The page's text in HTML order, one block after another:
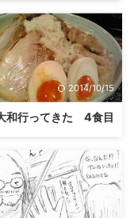
2014/10/15
和行ってきた 4食目